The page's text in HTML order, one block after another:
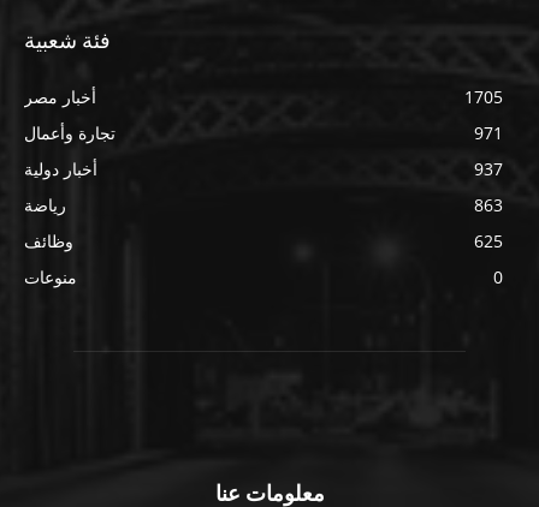
فئة شعبية
أخبار مصر
1705
تجارة وأعمال
971
أخبار دولية
937
رياضة
863
وظائف
625
منوعات
0
معلومات عنا